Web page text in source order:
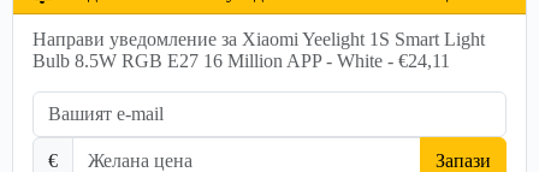
Направи уведомление за Xiaomi Yeelight 1S Smart Light
Bulb 8.5W RGB E27 16 Million APP - White - €24,11
€ Запази